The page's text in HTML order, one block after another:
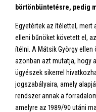
börtönbüntetésre, pedig
Egyetértek az ítélettel,
elleni bűnöket követett el,
ítélni. A Mátsik György
azonban azt mutatja, hogy
ügyészek sikerrel
jogszabályaira, amely
rendszer annak a
amelyre az 1989/90 utáni